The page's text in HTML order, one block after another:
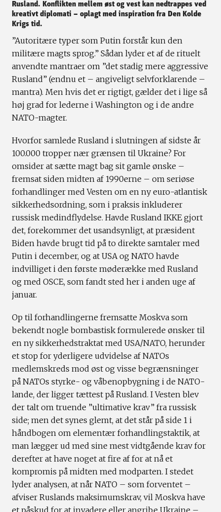
Rusland. Konflikten mellem øst og vest kan nedtrappes ved
kreativt diplomati – oplagt med inspiration fra Den Kolde
Krigs tid.
”Autoritære typer som Putin forstår kun den
militære magts sprog.” Sådan lyder et af de rituelt
anvendte mantraer om ”det stadig mere aggressive
Rusland” (endnu et – angiveligt selvforklarende –
mantra). Men hvis det er rigtigt, gælder det i lige så
høj grad for lederne i Washington og i de andre
NATO-magter.
Hvorfor samlede Rusland i slutningen af sidste år
100.000 tropper nær grænsen til Ukraine? For
omsider at sætte magt bag sit gamle ønske –
fremsat siden midten af 1990erne – om seriøse
forhandlinger med Vesten om en ny euro-atlantisk
sikkerhedsordning, som i praksis inkluderer
russisk medindflydelse. Havde Rusland IKKE gjort
det, forekommer det usandsynligt, at præsident
Biden havde brugt tid på to direkte samtaler med
Putin i december, og at USA og NATO havde
indvilliget i den første møderække med Rusland
og med OSCE, som fandt sted her i anden uge af
januar.
Op til forhandlingerne fremsatte Moskva som
bekendt nogle bombastisk formulerede ønsker til
en ny sikkerhedstraktat med USA/NATO, herunder
et stop for yderligere udvidelse af NATOs
medlemskreds mod øst og visse begrænsninger
på NATOs styrke- og våbenopbygning i de NATO-
lande, der ligger tættest på Rusland. I Vesten blev
der talt om truende ”ultimative krav” fra russisk
side; men det synes glemt, at det står på side 1 i
håndbogen om elementær forhandlingstaktik, at
man lægger ud med sine mest vidtgående krav for
derefter at have noget at fire af for at nå et
kompromis på midten med modparten. I stedet
lyder analysen, at når NATO – som forventet –
afviser Ruslands maksimumskrav, vil Moskva have
et påskud for at invadere eller angribe Ukraine –